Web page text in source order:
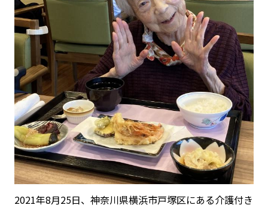
2021年8月25日、神奈川県横浜市戸塚区にある介護付き